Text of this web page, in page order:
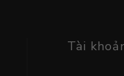
Tài